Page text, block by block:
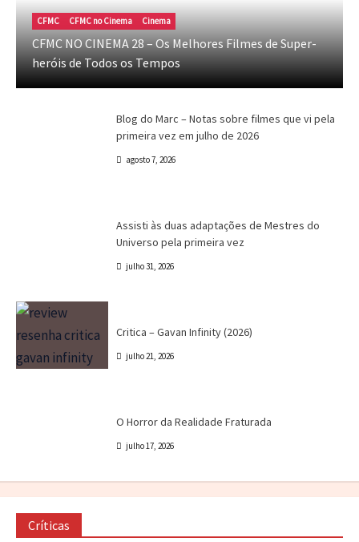
Blog do Marc – Notas sobre filmes que vi
pela primeira vez em julho de 2026
Marc Tinoco agosto 7, 2026
CFMC CFMC no Cinema Cinema
CFMC NO CINEMA 28 – Os Melhores Filmes de Super-
heróis de Todos os Tempos
Blog do Marc – Notas sobre filmes que vi pela
primeira vez em julho de 2026
agosto 7, 2026
Assisti às duas adaptações de Mestres do
Universo pela primeira vez
julho 31, 2026
Critica – Gavan Infinity (2026)
julho 21, 2026
O Horror da Realidade Fraturada
julho 17, 2026
Críticas